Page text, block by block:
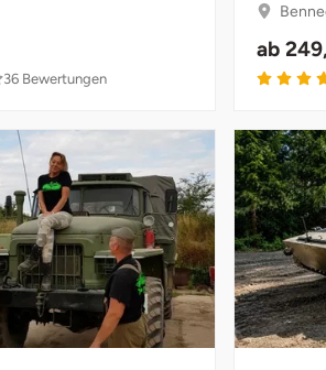
4.7 von 5
36 Bewertungen
ab